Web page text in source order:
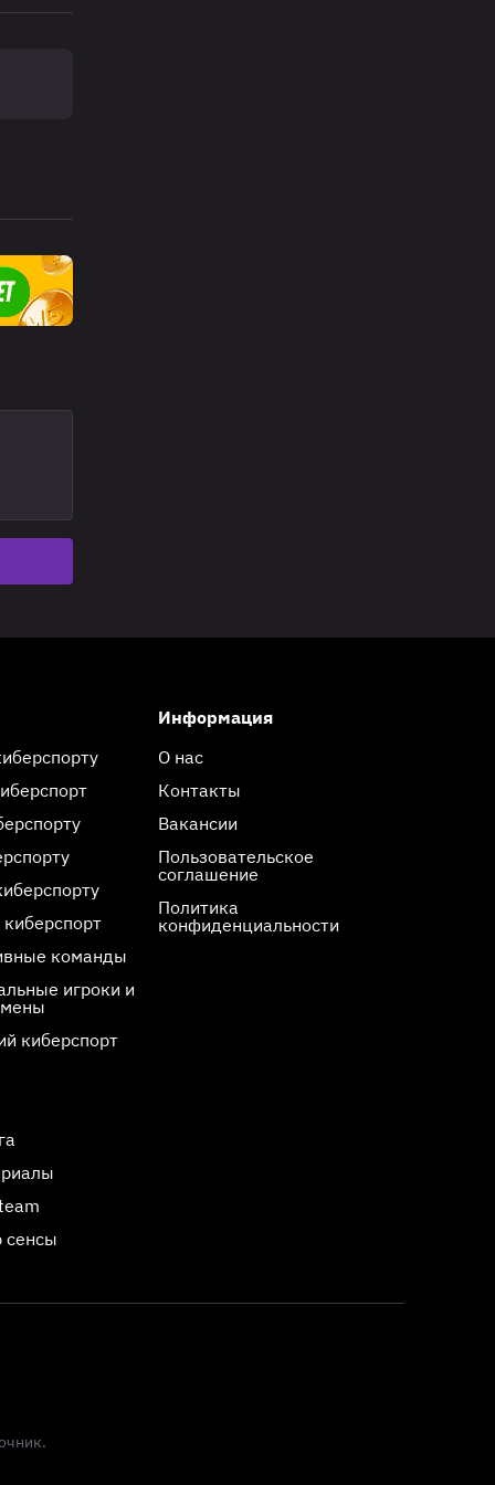
команды
игроки и
киберспорт
сенсы
Информация
О нас
Контакты
Вакансии
Пользовательское
соглашение
Политика
конфиденциальности